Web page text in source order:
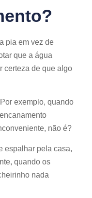
pia em vez de
que a água
certeza de que algo
exemplo, quando
não é?
espalhar pela casa,
quando os
nada